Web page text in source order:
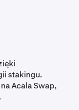
stakingu.
Acala Swap,